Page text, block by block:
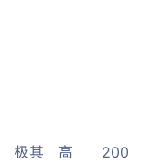
极其
高
200